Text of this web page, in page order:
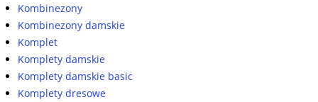
Kombinezony
Kombinezony damskie
Komplet
Komplety damskie
Komplety damskie basic
Komplety dresowe